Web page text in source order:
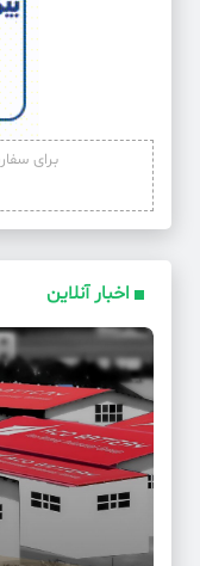
برای
اخبار آنلاین